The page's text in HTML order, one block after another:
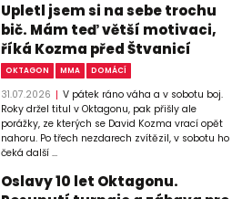
Upletl jsem si na sebe trochu
bič. Mám teď větší motivaci,
říká Kozma před Štvanicí
OKTAGON MMA DOMÁCÍ
31.07.2026
V pátek ráno váha a v sobotu boj.
Roky držel titul v Oktagonu, pak přišly ale
porážky, ze kterých se David Kozma vrací opět
nahoru. Po třech nezdarech zvítězil, v sobotu ho
čeká další ...
Oslavy 10 let Oktagonu.